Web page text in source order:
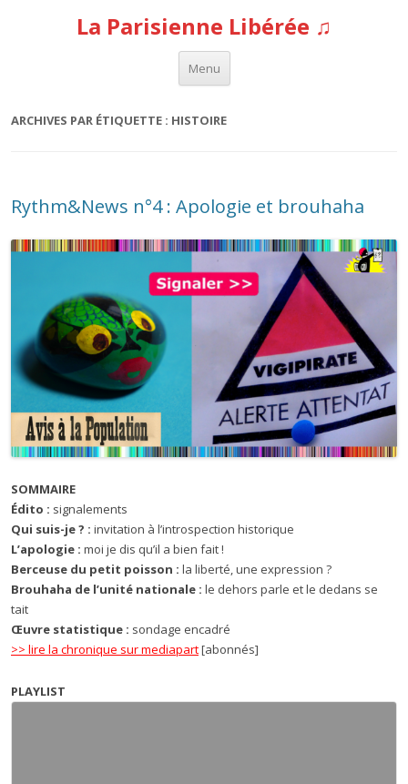
La Parisienne Libérée ♫
Menu
Aller au contenu
ARCHIVES PAR ÉTIQUETTE : HISTOIRE
Rythm&News n°4 : Apologie et brouhaha
SOMMAIRE
Édito : signalements
Qui suis-je ? : invitation à l’introspection historique
L’apologie : moi je dis qu’il a bien fait !
Berceuse du petit poisson : la liberté, une expression ?
Brouhaha de l’unité nationale : le dehors parle et le dedans se
tait
Œuvre statistique : sondage encadré
>> lire la chronique sur mediapart[abonnés]
PLAYLIST